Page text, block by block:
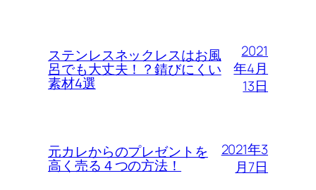
ステンレスネックレスはお風
呂でも大丈夫！？錆びにくい
素材4選
2021
年4月
13日
元カレからのプレゼントを
高く売る４つの方法！
2021年3
月7日